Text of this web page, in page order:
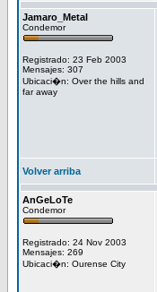
Jamaro_Metal
Condemor
Registrado: 23 Feb 2003
Mensajes: 307
Ubicaci�n: Over the hills and
far away
Volver arriba
AnGeLoTe
Condemor
Registrado: 24 Nov 2003
Mensajes: 269
Ubicaci�n: Ourense City